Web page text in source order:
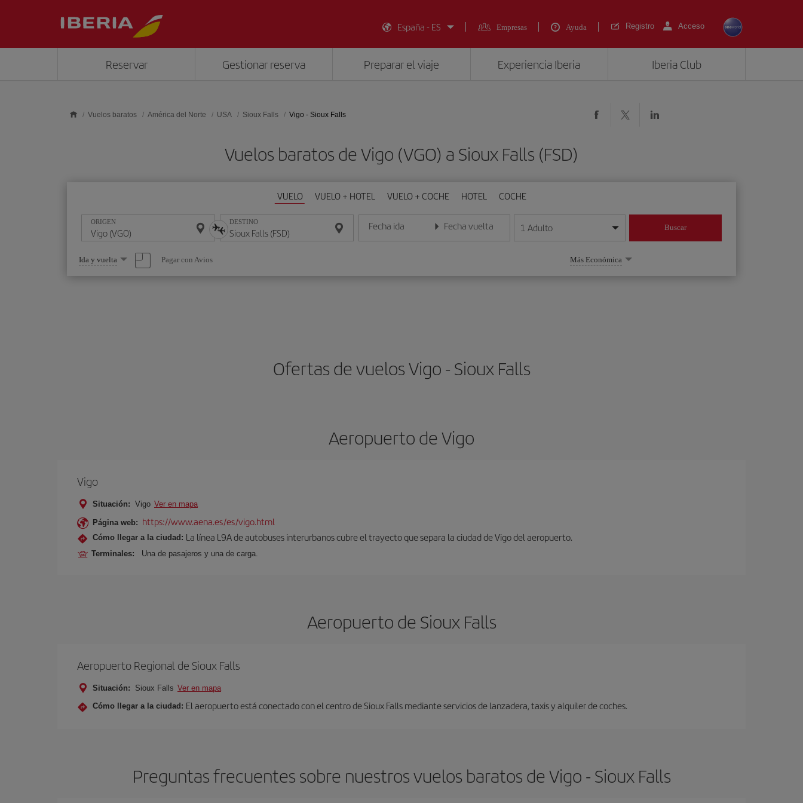
España - ES
Empresas Ayuda Registro Acceso
Reservar Gestionar reserva Preparar el viaje Experiencia Iberia Iberia Club
Vuelos baratos América del Norte USA Sioux Falls Vigo - Sioux Falls
Vuelos baratos de Vigo (VGO) a Sioux Falls (FSD)
VUELO VUELO + HOTEL VUELO + COCHE HOTEL COCHE
ORIGEN DESTINO Fecha ida
Introduce la fecha en formato día/mes/año
Fecha vuelta
Introduce la fecha en formato día/mes/año
1 Adulto Buscar
Seleccione
una
opción
Ida y vuelta Pagar con Avios Más Económica
Ofertas de vuelos Vigo - Sioux Falls
Aeropuerto de Vigo
Vigo
Situación: Vigo Ver en mapa
Página web: https://www.aena.es/es/vigo.html
Cómo llegar a la ciudad: La línea L9A de autobuses interurbanos cubre el trayecto que separa la ciudad de Vigo del aeropuerto.
Terminales: Una de pasajeros y una de carga.
Aeropuerto de Sioux Falls
Aeropuerto Regional de Sioux Falls
Situación: Sioux Falls Ver en mapa
Cómo llegar a la ciudad: El aeropuerto está conectado con el centro de Sioux Falls mediante servicios de lanzadera, taxis y alquiler de coches.
Preguntas frecuentes sobre nuestros vuelos baratos de Vigo - Sioux Falls